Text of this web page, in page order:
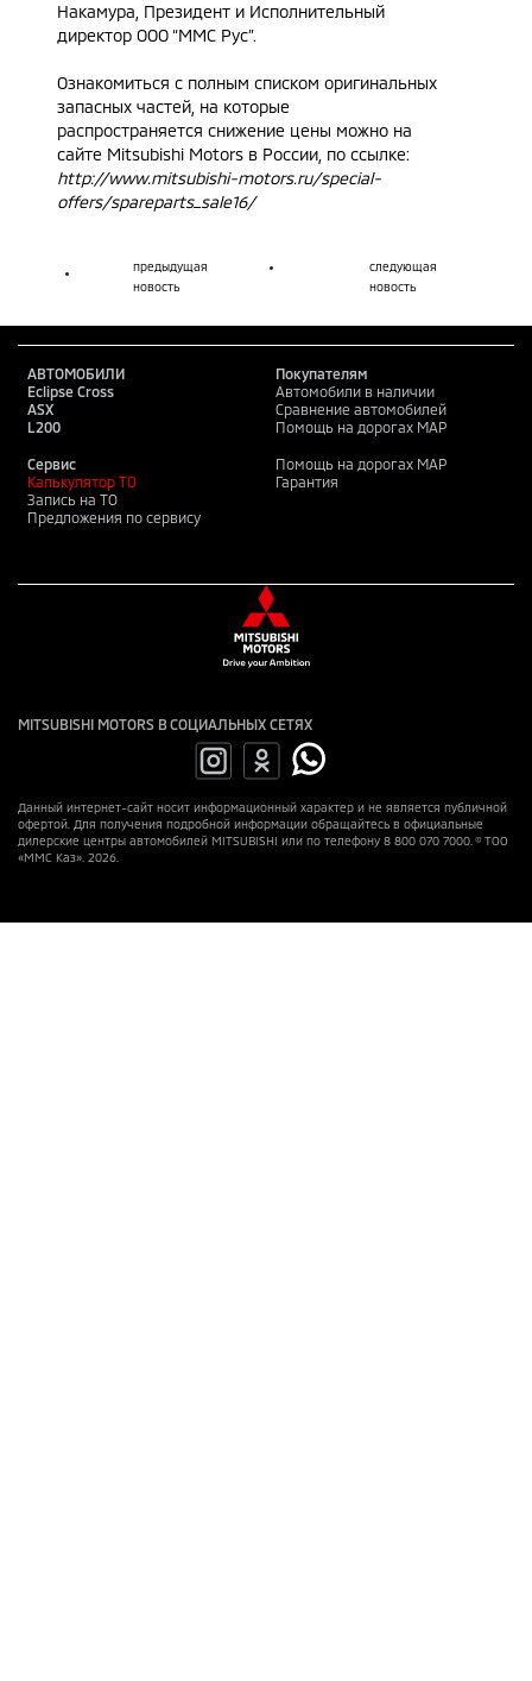
Накамура, Президент и Исполнительный
директор ООО “ММС Рус”.
Ознакомиться с полным списком оригинальных
запасных частей, на которые
распространяется снижение цены можно на
сайте Mitsubishi Motors в России, по ссылке:
http://www.mitsubishi-motors.ru/special-
offers/spareparts_ sale16/
предыдущая
новость
следующая
новость
АВТОМОБИЛИ
Eclipse Cross
ASX
L200
Покупателям
Автомобили в наличии
Сравнение автомобилей
Помощь на дорогах MAP
Сервис
Калькулятор ТО
Запись на ТО
Предложения по сервису
Помощь на дорогах MAP
Гарантия
Данный интернет-сайт носит информационный характер и не является публичной
офертой. Для получения подробной информации обращайтесь в официальные
дилерские центры автомобилей MITSUBISHI или по телефону 8 800 070 7000. © ТОО
«ММС Каз». 2026.
MITSUBISHI MOTORS В СОЦИАЛЬНЫХ СЕТЯХ